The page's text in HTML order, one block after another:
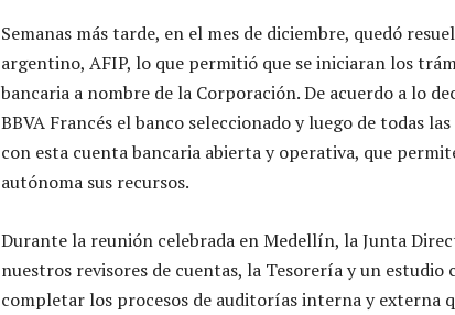
Semanas más tarde, en el mes de diciembre, quedó
argentino, AFIP, lo que permitió que se iniciaran los
bancaria a nombre de la Corporación. De acuerdo a lo
BBVA Francés el banco seleccionado y luego de todas
con esta cuenta bancaria abierta y operativa, que
autónoma sus recursos.
Durante la reunión celebrada en Medellín, la Junta
nuestros revisores de cuentas, la Tesorería y un
completar los procesos de auditorías interna y externa